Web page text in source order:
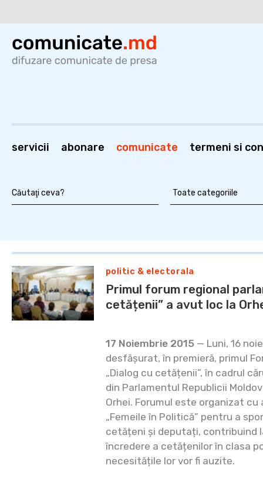
servicii abonare comunicate termeni si
politic & electorala
Primul forum regional
cetățenii” a avut loc la
17 Noiembrie 2015 — Luni, 16
desfășurat, în premieră, primul
„Dialog cu cetățenii”, în cadrul
din Parlamentul Republicii
Orhei. Forumul este organizat cu
„Femeile în Politică” pentru a
cetățeni și deputați, contribuind
încredere a cetățenilor în clasa
necesitățile lor vor fi auzite.